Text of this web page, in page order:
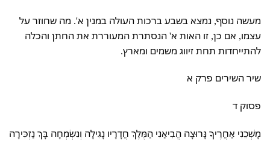
מעשה נוסף, נמצא בשבע ברכות העולה במנין א'. מה שחוזר על
עצמו, אם כן, זו האות א' הנסתרת המעוררת את החתן והכלה
להתייחדות תחת זיווג משמים ומארץ.
שיר השירים פרק א
פסוק ד
מָשְׁכֵנִי אַחֲרֶיךָ נָּרוּצָה הֱבִיאַנִי הַמֶּלֶךְ חֲדָרָיו נָגִילָה וְנִשְׂמְחָה בָּךְ נַזְכִּירָה